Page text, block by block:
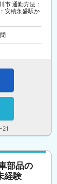
市 通勤方法：
安積永盛駅か
部品の
経験